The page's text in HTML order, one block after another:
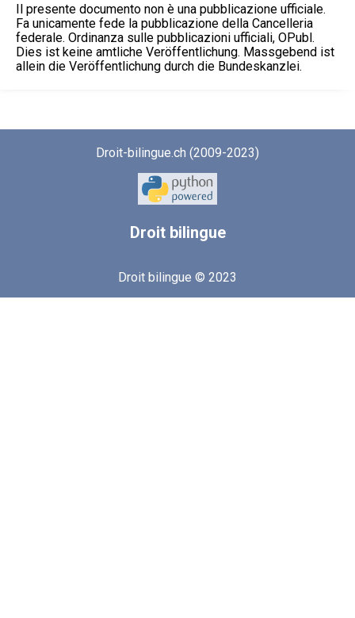
Il presente documento non è una pubblicazione ufficiale.
Fa unicamente fede la pubblicazione della Cancelleria
federale. Ordinanza sulle pubblicazioni ufficiali, OPubl.
Dies ist keine amtliche Veröffentlichung. Massgebend ist
allein die Veröffentlichung durch die Bundeskanzlei.
Droit-bilingue.ch (2009-2023)
Droitbilingue
Droit bilingue © 2023